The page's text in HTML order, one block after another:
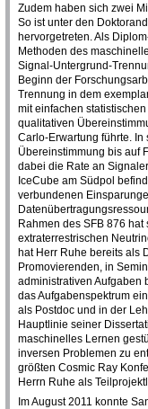
Zudem haben sich zwei
So ist unter den
hervorgetreten. Als
Methoden des
Signal-Untergrund-
Beginn der
Trennung in dem
mit einfachen
qualitativen
Carlo-Erwartung führte.
Übereinstimmung bis auf
dabei die Rate an
IceCube am Südpol
verbundenen
Rahmen des SFB 876
extraterrestrischen
hat Herr Ruhe bereits als
Promovierenden, in
administrativen Aufgaben
das Aufgabenspektrum
als Postdoc und in der
Hauptlinie seiner
maschinelles Lernen
inversen Problemen zu
größten Cosmic Ray
Herrn Ruhe als
Im August 2011 konnte